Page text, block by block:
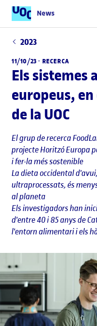
News
2023
11/10/23 · RECERCA
Els sistemes
europeus,
de la UOC
El grup de recerca
projecte Horitzó Europa
i fer-la més sostenible
La dieta occidental
ultraprocessats, és
al planeta
Els investigadors han
d'entre 40 i 85 anys de
l'entorn alimentari i els